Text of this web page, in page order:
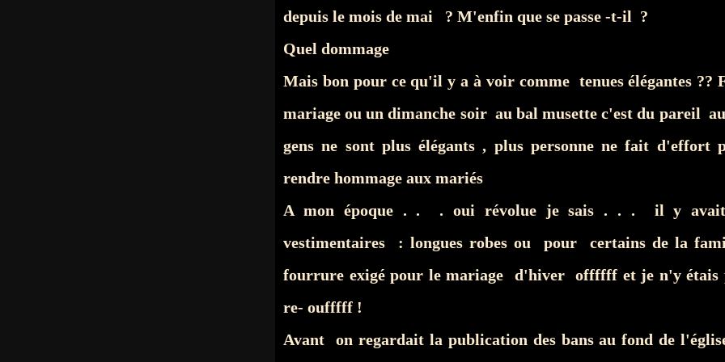
depuis le mois de mai ? M'enfin que se passe -t-il ?
Quel dommage
Mais bon pour ce qu'il y a à voir comme tenues élégantes ??
mariage ou un dimanche soir au bal musette c'est du pareil
gens ne sont plus élégants , plus personne ne fait d'effort
rendre hommage aux mariés
A mon époque . . . oui révolue je sais . . . il y avait
vestimentaires : longues robes ou pour certains de la
fourrure exigé pour le mariage d'hiver offffff et je n'y étais
re- oufffff !
Avant on regardait la publication des bans au fond de